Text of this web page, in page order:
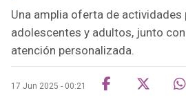
Una amplia oferta de actividades
adolescentes y adultos, junto
atención personalizada.
17 Jun 2025 - 00:21